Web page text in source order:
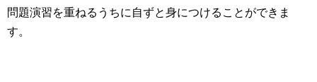
問題演習を重ねるうちに自ずと身につけることができま
す。